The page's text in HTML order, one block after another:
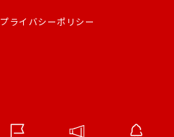
プライバシーポリシー